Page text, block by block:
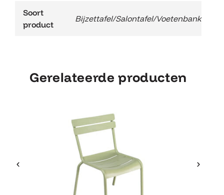
Soort
product
Bijzettafel/Salontafel/Voetenbank
Gerelateerde producten